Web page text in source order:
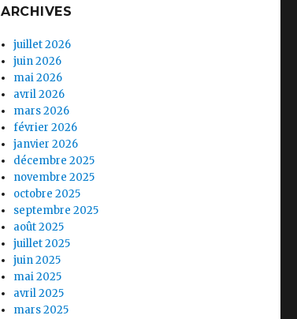
ARCHIVES
juillet 2026
juin 2026
mai 2026
avril 2026
mars 2026
février 2026
janvier 2026
décembre 2025
novembre 2025
octobre 2025
septembre 2025
août 2025
juillet 2025
juin 2025
mai 2025
avril 2025
mars 2025